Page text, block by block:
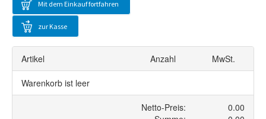
Mit dem Einkauf fortfahren
zur Kasse